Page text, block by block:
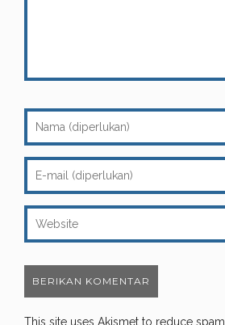
This site uses Akismet to reduce spam.